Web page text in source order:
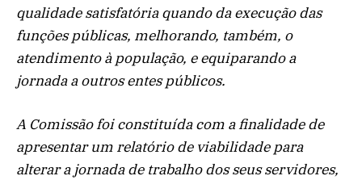
qualidade satisfatória quando da execução das
funções públicas, melhorando, também, o
atendimento à população, e equiparando a
jornada a outros entes públicos.
A Comissão foi constituída com a finalidade de
apresentar um relatório de viabilidade para
alterar a jornada de trabalho dos seus servidores,